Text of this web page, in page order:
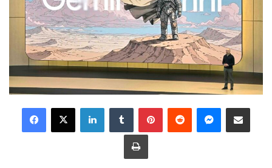
LinkedInTumblr PinterestReddit Messenger
Share via Email
Print